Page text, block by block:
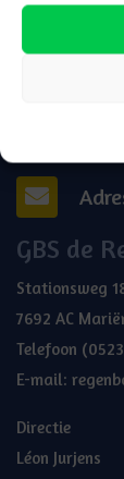
GBS de
Stationsweg
7692 AC
Telefoon
E-mail:
Directie
Léon Jurjens